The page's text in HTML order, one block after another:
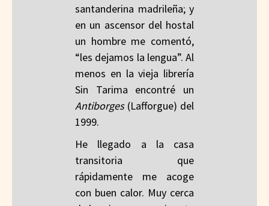
santanderina madrileña; y
en un ascensor del hostal
un hombre me comentó,
“les dejamos la lengua”. Al
menos en la vieja librería
Sin Tarima encontré un
Antiborges(Lafforgue) del
1999.
He llegado a la casa
transitoria que
rápidamente me acoge
con buen calor. Muy cerca